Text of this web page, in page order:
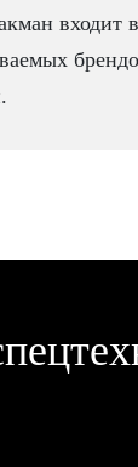
входит